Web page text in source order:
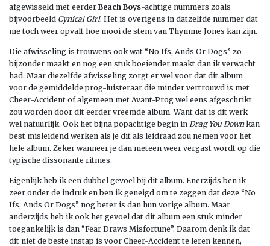
afgewisseld met eerder Beach Boys-achtige nummers zoals
bijvoorbeeld Cynical Girl. Het is overigens in datzelfde nummer dat
me toch weer opvalt hoe mooi de stem van Thymme Jones kan zijn.
Die afwisseling is trouwens ook wat “No Ifs, Ands Or Dogs” zo
bijzonder maakt en nog een stuk boeiender maakt dan ik verwacht
had. Maar diezelfde afwisseling zorgt er wel voor dat dit album
voor de gemiddelde prog-luisteraar die minder vertrouwd is met
Cheer-Accident of algemeen met Avant-Prog wel eens afgeschrikt
zou worden door dit eerder vreemde album. Want dat is dit werk
wel natuurlijk. Ook het bijna popachtige begin in Drag You Downkan
best misleidend werken als je dit als leidraad zou nemen voor het
hele album. Zeker wanneer je dan meteen weer vergast wordt op die
typische dissonante ritmes.
Eigenlijk heb ik een dubbel gevoel bij dit album. Enerzijds ben ik
zeer onder de indruk en ben ik geneigd om te zeggen dat deze “No
Ifs, Ands Or Dogs” nog beter is dan hun vorige album. Maar
anderzijds heb ik ook het gevoel dat dit album een stuk minder
toegankelijk is dan “Fear Draws Misfortune”. Daarom denk ik dat
dit niet de beste instap is voor Cheer-Accident te leren kennen,